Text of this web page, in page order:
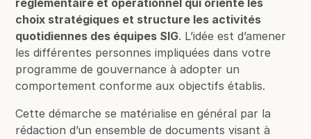
réglementaire et opérationnel qui oriente les
choix stratégiques et structure les activités
quotidiennes des équipes SIG. L’idée est d’amener
les différentes personnes impliquées dans votre
programme de gouvernance à adopter un
comportement conforme aux objectifs établis.
Cette démarche se matérialise en général par la
rédaction d’un ensemble de documents visant à